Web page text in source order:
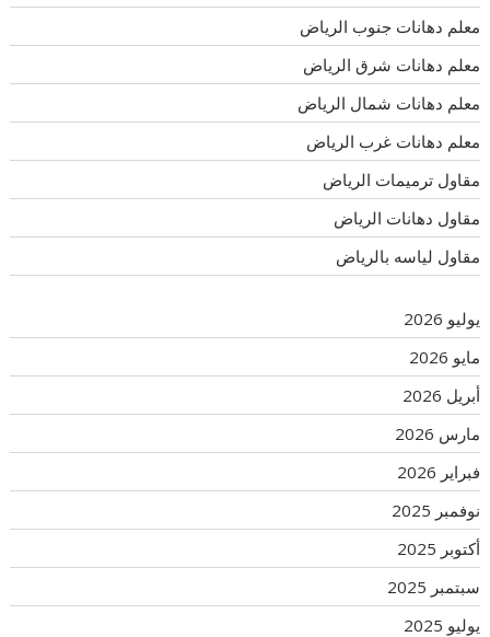
معلم دهانات جنوب الرياض
معلم دهانات شرق الرياض
معلم دهانات شمال الرياض
معلم دهانات غرب الرياض
مقاول ترميمات الرياض
مقاول دهانات الرياض
مقاول لياسه بالرياض
يوليو 2026
مايو 2026
أبريل 2026
مارس 2026
فبراير 2026
نوفمبر 2025
أكتوبر 2025
سبتمبر 2025
يوليو 2025